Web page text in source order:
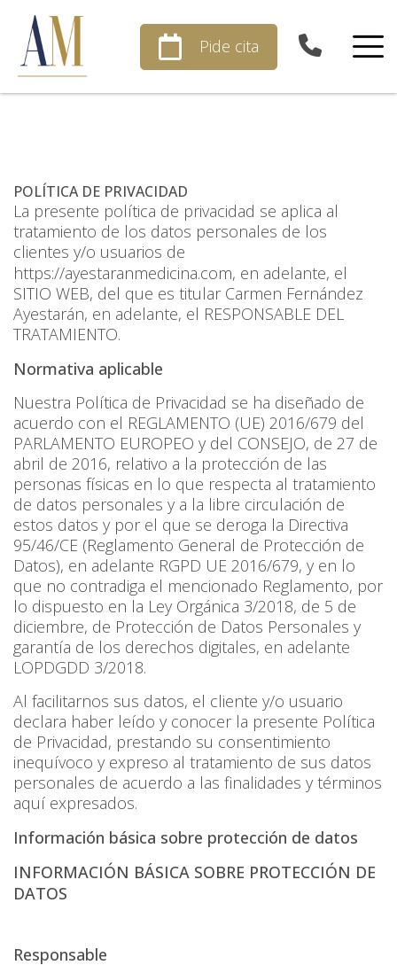
content
Pide cita
POLÍTICA DE PRIVACIDAD
La presente política de privacidad se aplica al
tratamiento de los datos personales de los
clientes y/o usuarios de
https://ayestaranmedicina.com, en adelante, el
SITIO WEB, del que es titular Carmen Fernández
Ayestarán, en adelante, el RESPONSABLE DEL
TRATAMIENTO.
Normativa aplicable
Nuestra Política de Privacidad se ha diseñado de
acuerdo con el REGLAMENTO (UE) 2016/679 del
PARLAMENTO EUROPEO y del CONSEJO, de 27 de
abril de 2016, relativo a la protección de las
personas físicas en lo que respecta al tratamiento
de datos personales y a la libre circulación de
estos datos y por el que se deroga la Directiva
95/46/CE (Reglamento General de Protección de
Datos), en adelante RGPD UE 2016/679, y en lo
que no contradiga el mencionado Reglamento, por
lo dispuesto en la Ley Orgánica 3/2018, de 5 de
diciembre, de Protección de Datos Personales y
garantía de los derechos digitales, en adelante
LOPDGDD 3/2018.
Al facilitarnos sus datos, el cliente y/o usuario
declara haber leído y conocer la presente Política
de Privacidad, prestando su consentimiento
inequívoco y expreso al tratamiento de sus datos
personales de acuerdo a las finalidades y términos
aquí expresados.
Información básica sobre protección de datos
INFORMACIÓN BÁSICA SOBRE PROTECCIÓN DE
DATOS
Responsable